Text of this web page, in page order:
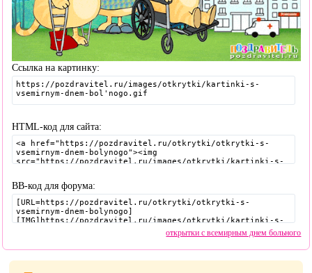
Ссылка на картинку:
HTML-код для сайта:
BB-код для форума:
открытки с всемирным днем больного